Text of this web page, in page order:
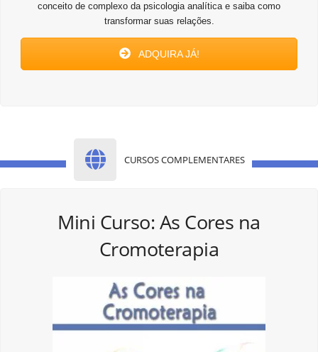
conceito de complexo da psicologia analítica e saiba como
transformar suas relações.
ADQUIRA JÁ!
CURSOS COMPLEMENTARES
Mini Curso: As Cores na
Cromoterapia